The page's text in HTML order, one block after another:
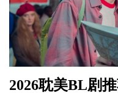
2026耽美BL剧